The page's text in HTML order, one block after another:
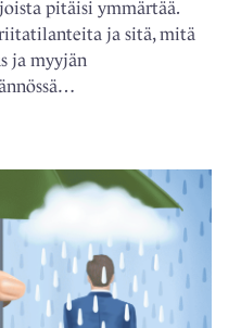
pitäisi ymmärtää.
ja sitä, mitä
ja myyjän